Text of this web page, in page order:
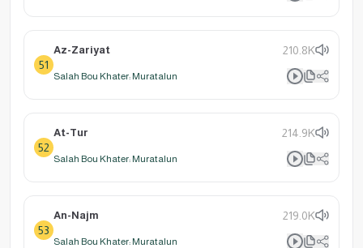
51
Az-Zariyat 210.8K
Salah Bou Khater: Muratalun
52
At-Tur 214.9K
Salah Bou Khater: Muratalun
53
An-Najm 219.0K
Salah Bou Khater: Muratalun